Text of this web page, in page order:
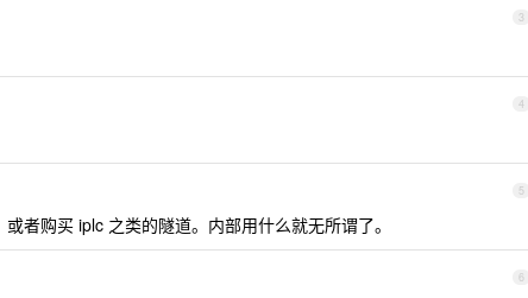
3
4
5
者购买 iplc 之类的隧道。内部用什么就无所谓了。
6